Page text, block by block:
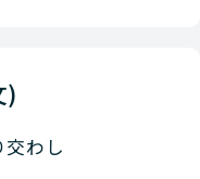
)
交わし